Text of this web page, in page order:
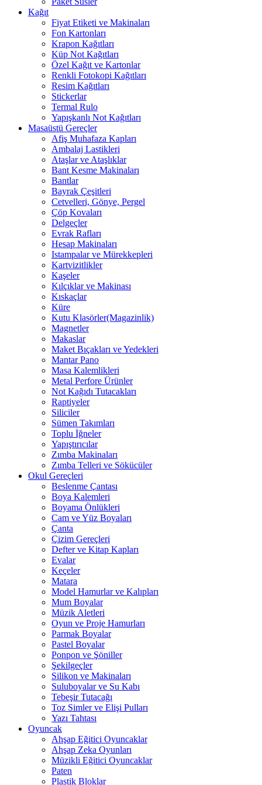
Kağıt
Fiyat Etiketi ve Makinaları
Fon Kartonları
Krapon Kağıtları
Küp Not Kağıtları
Özel Kağıt ve Kartonlar
Renkli Fotokopi Kağıtları
Resim Kağıtları
Stickerlar
Termal Rulo
Yapışkanlı Not Kağıtları
Masaüstü Gereçler
Afiş Muhafaza Kapları
Ambalaj Lastikleri
Ataşlar ve Ataşlıklar
Bant Kesme Makinaları
Bantlar
Bayrak Çeşitleri
Cetvelleri, Gönye, Pergel
Çöp Kovaları
Delgeçler
Evrak Rafları
Hesap Makinaları
Istampalar ve Mürekkepleri
Kartvizitlikler
Kaşeler
Kılçıklar ve Makinası
Kıskaçlar
Küre
Kutu Klasörler(Magazinlik)
Magnetler
Makaslar
Maket Bıçakları ve Yedekleri
Mantar Pano
Masa Kalemlikleri
Metal Perfore Ürünler
Not Kağıdı Tutacakları
Raptiyeler
Siliciler
Sümen Takımları
Toplu İğneler
Yapıştırıcılar
Zımba Makinaları
Zımba Telleri ve Sökücüler
Okul Gereçleri
Beslenme Çantası
Boya Kalemleri
Boyama Önlükleri
Cam ve Yüz Boyaları
Çanta
Çizim Gereçleri
Defter ve Kitap Kapları
Evalar
Keçeler
Matara
Model Hamurlar ve Kalıpları
Mum Boyalar
Müzik Aletleri
Oyun ve Proje Hamurları
Parmak Boyalar
Pastel Boyalar
Ponpon ve Şöniller
Şekilgeçler
Silikon ve Makinaları
Suluboyalar ve Su Kabı
Tebeşir Tutacağı
Toz Simler ve Elişi Pulları
Yazı Tahtası
Oyuncak
Ahşap Eğitici Oyuncaklar
Ahşap Zeka Oyunları
Müzikli Eğitici Oyuncaklar
Paten
Plastik Bloklar